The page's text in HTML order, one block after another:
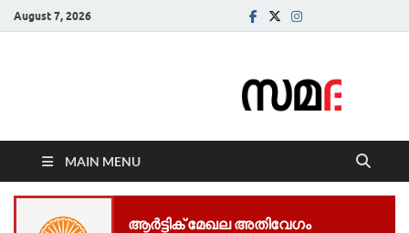
August 7, 2026
MAIN MENU
ആർട്ടിക് മേഖല അതിവേഗം